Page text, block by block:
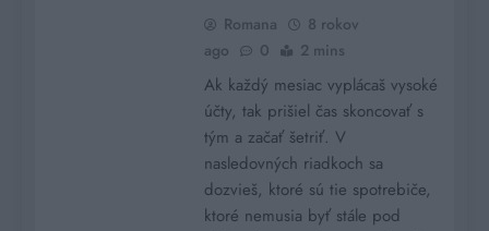
Romana
8 rokov
ago
0 2 mins
Ak každý mesiac vyplácaš vysoké
účty, tak prišiel čas skoncovať s
tým a začať šetriť. V
nasledovných riadkoch sa
dozvieš, ktoré sú tie spotrebiče,
ktoré nemusia byť stále pod